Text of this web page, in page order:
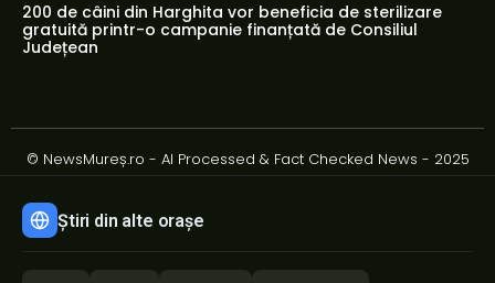
200 de câini din Harghita vor beneficia de sterilizare
gratuită printr-o campanie finanțată de Consiliul
Județean
© NewsMureș.ro - AI Processed & Fact Checked News - 2025
Știri din alte orașe